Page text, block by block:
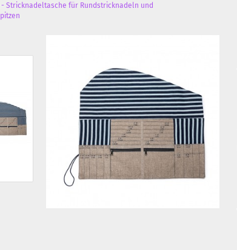
- Stricknadeltasche für Rundstricknadeln und